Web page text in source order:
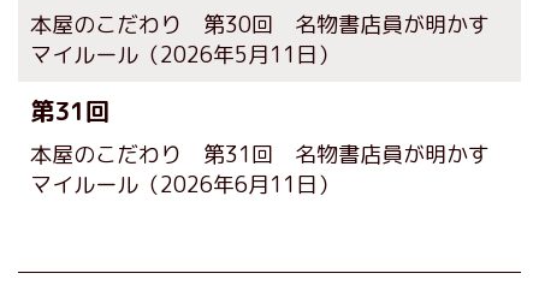
本屋のこだわり 第30回 名物書店員が明かす
マイルール （2026年5月11日）
第31回
本屋のこだわり 第31回 名物書店員が明かす
マイルール （2026年6月11日）